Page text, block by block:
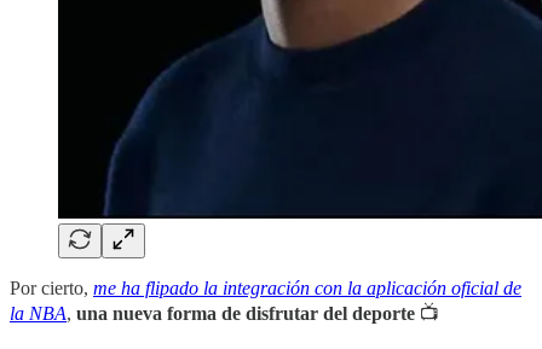
Por cierto, me ha flipado la integración con la aplicación oficial de
la NBA, una nueva forma de disfrutar del deporte 📺